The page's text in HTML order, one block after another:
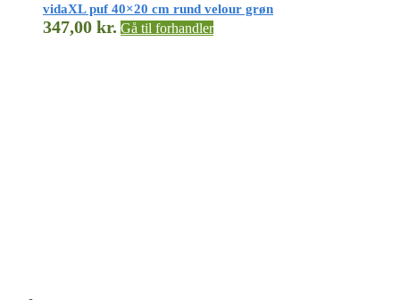
vidaXL puf 40×20 cm rund velour grøn
347,00 kr. Gå til forhandler